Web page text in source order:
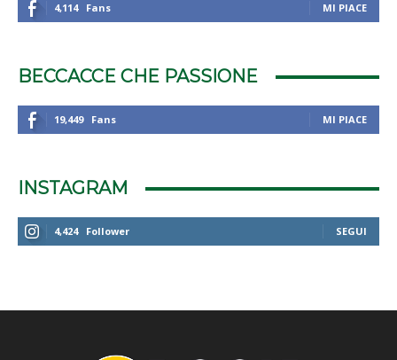
4,114 Fans MI PIACE
BECCACCE CHE PASSIONE
19,449 Fans MI PIACE
INSTAGRAM
4,424 Follower SEGUI